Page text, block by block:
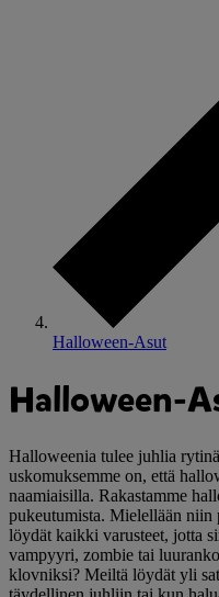
Halloween-Asut
Halloween-
Halloweenia tulee juhlia
uskomuksemme on, että
naamiaisilla. Rakastamme
pukeutumista. Mielellään
löydät kaikki varusteet, jotta
vampyyri, zombie tai
klovniksi? Meiltä löydät yli